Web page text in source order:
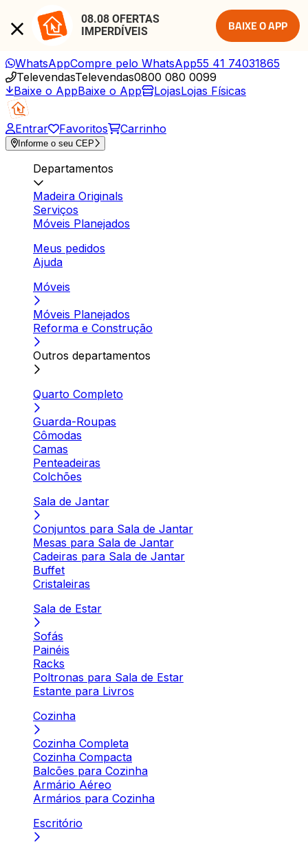
08.08 OFERTAS
IMPERDÍVEIS
BAIXE O APP
WhatsAppCompre pelo WhatsApp55 41 74031865
TelevendasTelevendas0800 080 0099
Baixe o AppBaixe o App LojasLojas Físicas
Entrar Favoritos Carrinho
Informe o seu CEP
Departamentos
Madeira Originals
Serviços
Móveis Planejados
Meus pedidos
Ajuda
Móveis
Móveis Planejados
Reforma e Construção
Outros departamentos
Quarto Completo
Guarda-Roupas
Cômodas
Camas
Penteadeiras
Colchões
Sala de Jantar
Conjuntos para Sala de Jantar
Mesas para Sala de Jantar
Cadeiras para Sala de Jantar
Buffet
Cristaleiras
Sala de Estar
Sofás
Painéis
Racks
Poltronas para Sala de Estar
Estante para Livros
Cozinha
Cozinha Completa
Cozinha Compacta
Balcões para Cozinha
Armário Aéreo
Armários para Cozinha
Escritório